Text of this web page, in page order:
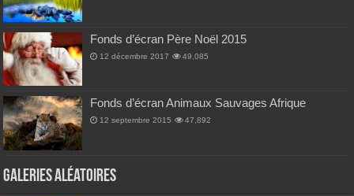
Fonds d’écran Père Noël 2015
12 décembre 2017 49,085
Fonds d’écran Animaux Sauvages Afrique
12 septembre 2015 47,892
Galeries Aléatoires